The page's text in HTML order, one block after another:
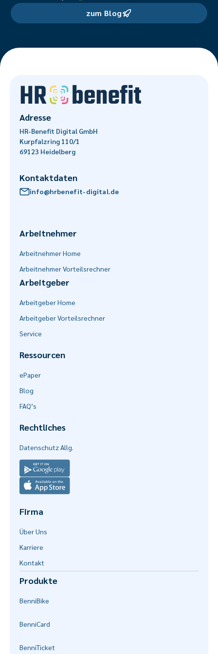
zum Blog
Adresse
HR-Benefit Digital GmbH
Kurpfalzring 110/1
69123 Heidelberg
Kontaktdaten
info@hrbenefit-digital.de
Arbeitnehmer
Arbeitnehmer Home
Arbeitnehmer Vorteilsrechner
Arbeitgeber
Arbeitgeber Home
Arbeitgeber Vorteilsrechner
Service
Ressourcen
ePaper
Blog
FAQ’s
Rechtliches
Datenschutz Allg.
Firma
Über Uns
Karriere
Kontakt
Produkte
BenniBike
BenniCard
BenniTicket